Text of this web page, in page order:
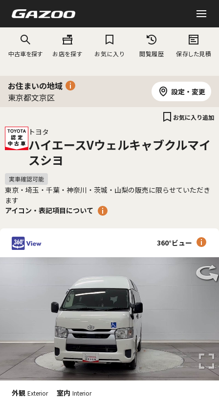
中古車を探す お店を探す お気に入り 閲覧履歴 保存した見積
お住まいの地域
東京都文京区
設定・変更
トヨタ
ハイエースVウェルキャブクルマイ
スシヨ
お気に入り追加
東京・埼玉・千葉・神奈川・茨城・山梨の販売に限らせていただき
ます
アイコン・表記項目について
360°ビュー
外観 Exterior 室内 Interior